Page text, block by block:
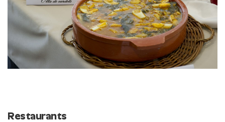
Restaurants